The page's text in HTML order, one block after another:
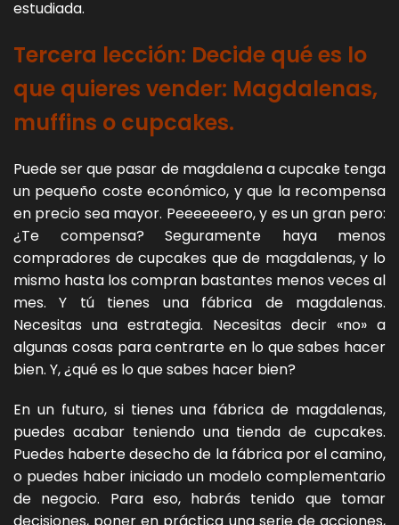
estudiada.
Tercera lección: Decide qué es lo
que quieres vender: Magdalenas,
muffins o cupcakes.
Puede ser que pasar de magdalena a cupcake tenga
un pequeño coste económico, y que la recompensa
en precio sea mayor. Peeeeeeero, y es un gran pero:
¿Te compensa? Seguramente haya menos
compradores de cupcakes que de magdalenas, y lo
mismo hasta los compran bastantes menos veces al
mes. Y tú tienes una fábrica de magdalenas.
Necesitas una estrategia. Necesitas decir «no» a
algunas cosas para centrarte en lo que sabes hacer
bien. Y, ¿qué es lo que sabes hacer bien?
En un futuro, si tienes una fábrica de magdalenas,
puedes acabar teniendo una tienda de cupcakes.
Puedes haberte desecho de la fábrica por el camino,
o puedes haber iniciado un modelo complementario
de negocio. Para eso, habrás tenido que tomar